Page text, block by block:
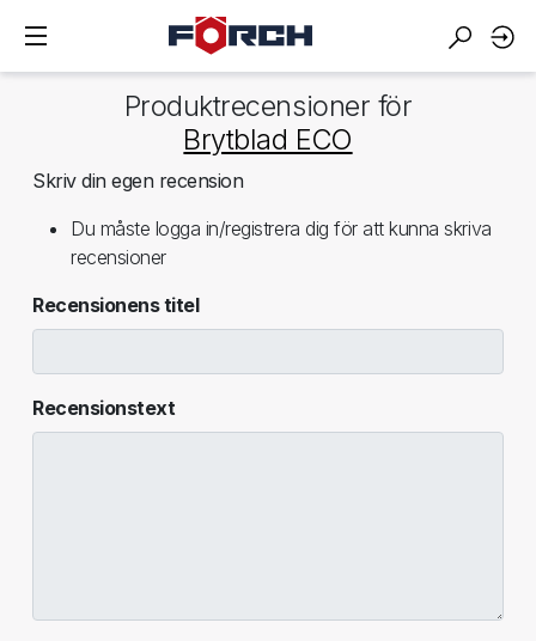
Produktrecensioner för
Brytblad ECO
Skriv din egen recension
Du måste logga in/registrera dig för att kunna skriva
recensioner
Recensionens titel
Recensionstext